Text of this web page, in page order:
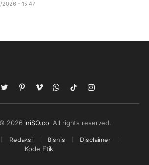
2026 - 15:47
TwitterPinterestVimeoWhatsApp
TikTokInstagram
2026 iniSO.co. All rights reserved.
Redaksi Bisnis
Disclaimer
Kode Etik